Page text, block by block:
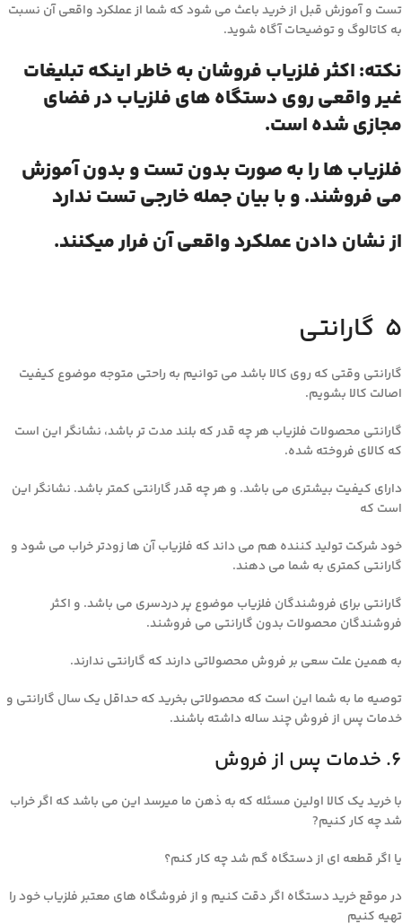
تست و آموزش قبل از خرید باعث می شود که شما از عملکرد واقعی آن نسبت
به کاتالوگ و توضیحات آگاه شوید.
نکته: اکثر فلزیاب فروشان به خاطر اینکه تبلیغات
غیر واقعی روی دستگاه های فلزیاب در فضای
مجازی شده است.
فلزیاب ها را به صورت بدون تست و بدون آموزش
می فروشند. و با بیان جمله خارجی تست ندارد
از نشان دادن عملکرد واقعی آن فرار میکنند.
۵ گارانتی
گارانتی وقتی که روی کالا باشد می توانیم به راحتی متوجه موضوع کیفیت
اصالت کالا بشویم.
گارانتی محصولات فلزیاب هر چه قدر که بلند مدت تر باشد، نشانگر این است
که کالای فروخته شده.
دارای کیفیت بیشتری می باشد. و هر چه قدر گارانتی کمتر باشد. نشانگر این
است که
خود شرکت تولید کننده هم می داند که فلزیاب آن ها زودتر خراب می شود و
گارانتی کمتری به شما می دهند.
گارانتی برای فروشندگان فلزیاب موضوع پر دردسری می باشد. و اکثر
فروشندگان محصولات بدون گارانتی می فروشند.
به همین علت سعی بر فروش محصولاتی دارند که گارانتی ندارند.
توصیه ما به شما این است که محصولاتی بخرید که حداقل یک سال گارانتی و
خدمات پس از فروش چند ساله داشته باشند.
۶. خدمات پس از فروش
با خرید یک کالا اولین مسئله که به ذهن ما میرسد این می باشد که اگر خراب
شد چه کار کنیم?
یا اگر قطعه ای از دستگاه گم شد چه کار کنم؟
در موقع خرید دستگاه اگر دقت کنیم و از فروشگاه های معتبر فلزیاب خود را
تهیه کنیم